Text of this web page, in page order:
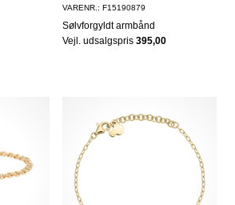
VARENR.: F15190879
Sølvforgyldt armbånd
Vejl. udsalgspris395,00